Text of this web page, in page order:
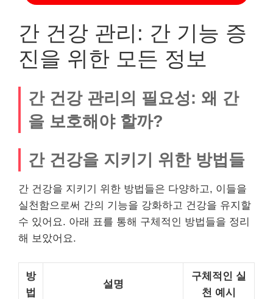
간 건강 관리: 간 기능 증
진을 위한 모든 정보
간 건강 관리의 필요성: 왜 간
을 보호해야 할까?
간 건강을 지키기 위한 방법들
간 건강을 지키기 위한 방법들은 다양하고, 이들을
실천함으로써 간의 기능을 강화하고 건강을 유지할
수 있어요. 아래 표를 통해 구체적인 방법들을 정리
해 보았어요.
방
법
설명
구체적인 실
천 예시